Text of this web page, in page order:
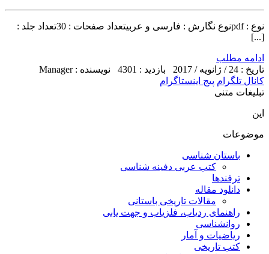
نوع : pdfنوع نگارش : فارسی و عربیتعداد صفحات : 30تعداد جلد :
[...]
ادامه مطلب
تاریخ : 24 / ژانویه / 2017
بازدید : 4301
نویسنده : Manager
کانال تلگرام پیج اینستاگرام
تبلیغات متنی
این
موضوعات
باستان شناسی
کتب عربی دفینه شناسی
ترفندها
دانلود مقاله
مقالات تاریخی باستانی
راهنمای ردیاب، فلزیاب و جهت یابی
روانشناسی
ریاضیات و آمار
کتب تاریخی